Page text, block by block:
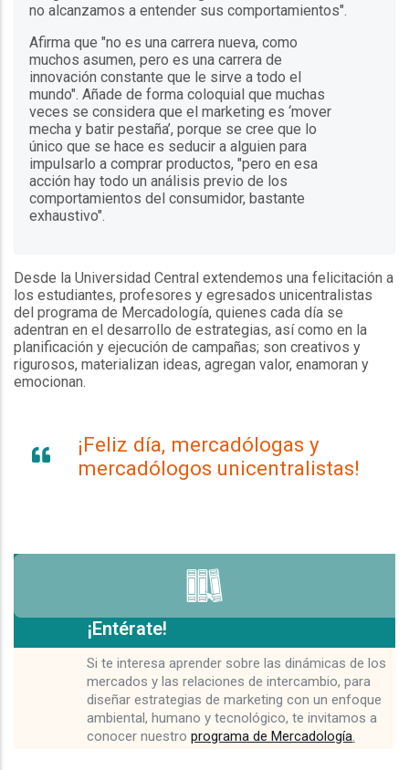
no alcanzamos a entender sus comportamientos".
Afirma que "no es una carrera nueva, como
muchos asumen, pero es una carrera de
innovación constante que le sirve a todo el
mundo". Añade de forma coloquial que muchas
veces se considera que el marketing es ‘mover
mecha y batir pestaña’, porque se cree que lo
único que se hace es seducir a alguien para
impulsarlo a comprar productos, "pero en esa
acción hay todo un análisis previo de los
comportamientos del consumidor, bastante
exhaustivo".
Desde la Universidad Central extendemos una felicitación a
los estudiantes, profesores y egresados unicentralistas
del programa de Mercadología, quienes cada día se
adentran en el desarrollo de estrategias, así como en la
planificación y ejecución de campañas; son creativos y
rigurosos, materializan ideas, agregan valor, enamoran y
emocionan.
¡Feliz día, mercadólogas y
mercadólogos unicentralistas!
¡Entérate!
Si te interesa aprender sobre las dinámicas de los
mercados y las relaciones de intercambio, para
diseñar estrategias de marketing con un enfoque
ambiental, humano y tecnológico, te invitamos a
conocer nuestro programa de Mercadología.